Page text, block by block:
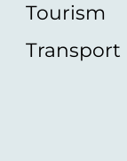
Tourism
Transport